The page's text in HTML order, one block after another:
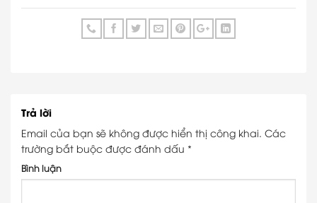
Trả lời
Email của bạn sẽ không được hiển thị công khai. Các
trường bắt buộc được đánh dấu *
Bình luận